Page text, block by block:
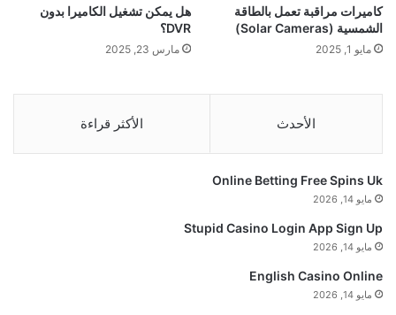
كاميرات مراقبة تعمل بالطاقة
الشمسية (Solar Cameras)
مايو 1, 2025
هل يمكن تشغيل الكاميرا بدون
DVR؟
مارس 23, 2025
الأحدث الأكثر قراءة
Online Betting Free Spins Uk
مايو 14, 2026
Stupid Casino Login App Sign Up
مايو 14, 2026
English Casino Online
مايو 14, 2026